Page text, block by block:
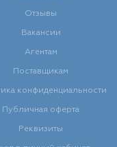
Отзывы
Вакансии
Агентам
Поставщикам
конфиденциальности
Публичная оферта
Реквизиты